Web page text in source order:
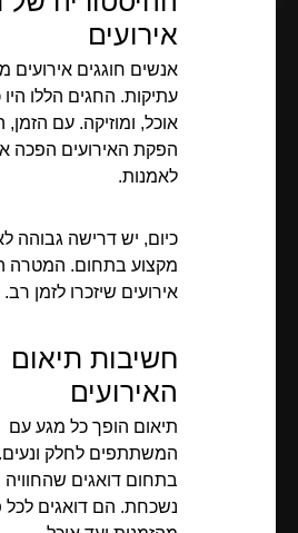
אירועים
אנשים חוגגים אירועים
עתיקות. החגים הללו היו
אוכל, ומוזיקה. עם
הפקת האירועים הפכה
לאמנות.
כיום, יש דרישה גבוהה
מקצוע בתחום. המטרה
אירועים שיזכרו לזמן רב.
חשיבות תיאום
האירועים
תיאום הופך כל מגע עם
המשתתפים לחלק
בתחום דואגים
נשכחת. הם דואגים לכל